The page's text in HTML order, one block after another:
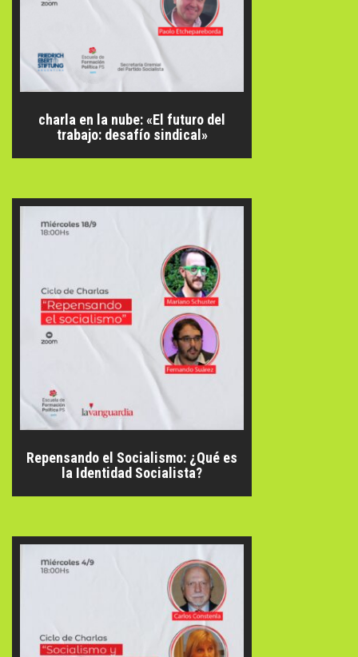
charla en la nube: «El futuro del
trabajo: desafío sindical»
Repensando el Socialismo: ¿Qué es
la Identidad Socialista?